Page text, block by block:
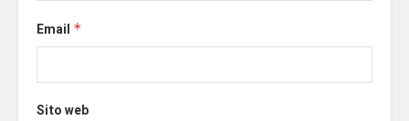
Email *
Sito web